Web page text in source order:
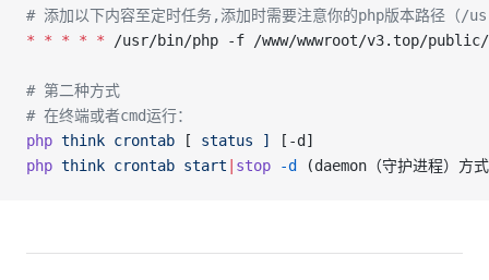
# 添加以下内容至定时任务,添加时需要注意你的php版本路
* * * * * /usr/bin/php -f /www/wwwroot/v3.top/
# 第二种方式
# 在终端或者cmd运行：
php think crontab [ status ]
[-d]
php think crontab start stop -d (daemon（守护进程）方